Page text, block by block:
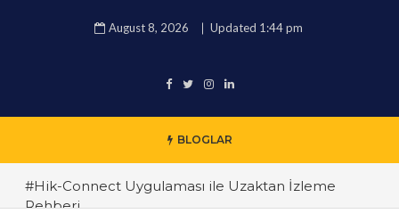
August 8, 2026 Updated 1:44 pm
BLOGLAR
#Hik-Connect Uygulaması ile Uzaktan İzleme
Rehberi